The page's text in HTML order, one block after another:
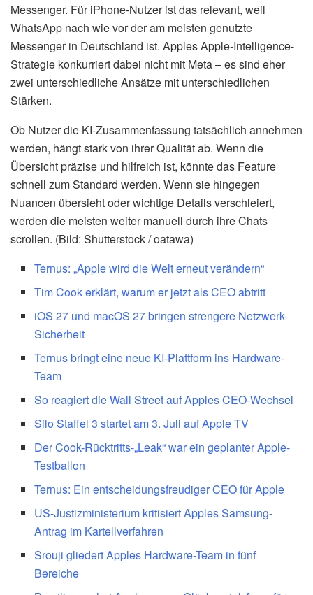
Messenger. Für iPhone-Nutzer ist das relevant, weil
WhatsApp nach wie vor der am meisten genutzte
Messenger in Deutschland ist. Apples Apple-Intelligence-
Strategie konkurriert dabei nicht mit Meta – es sind eher
zwei unterschiedliche Ansätze mit unterschiedlichen
Stärken.
Ob Nutzer die KI-Zusammenfassung tatsächlich annehmen
werden, hängt stark von ihrer Qualität ab. Wenn die
Übersicht präzise und hilfreich ist, könnte das Feature
schnell zum Standard werden. Wenn sie hingegen
Nuancen übersieht oder wichtige Details verschleiert,
werden die meisten weiter manuell durch ihre Chats
scrollen. (Bild: Shutterstock / oatawa)
Ternus: „Apple wird die Welt erneut verändern“
Tim Cook erklärt, warum er jetzt als CEO abtritt
iOS 27 und macOS 27 bringen strengere Netzwerk-
Sicherheit
Ternus bringt eine neue KI-Plattform ins Hardware-
Team
So reagiert die Wall Street auf Apples CEO-Wechsel
Silo Staffel 3 startet am 3. Juli auf Apple TV
Der Cook-Rücktritts-„Leak“ war ein geplanter Apple-
Testballon
Ternus: Ein entscheidungsfreudiger CEO für Apple
US-Justizministerium kritisiert Apples Samsung-
Antrag im Kartellverfahren
Srouji gliedert Apples Hardware-Team in fünf
Bereiche